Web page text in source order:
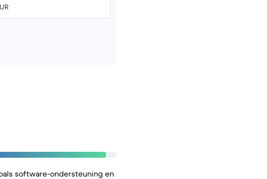
software-ondersteuning en